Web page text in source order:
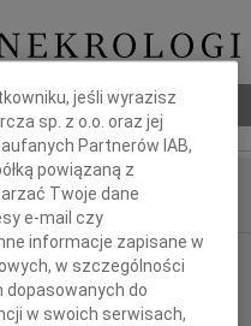
jeśli wyrazisz
sp. z o.o. oraz jej
Partnerów IAB,
powiązaną z
Twoje dane
e-mail czy
informacje zapisane w
w szczególności
do
w swoich serwisach,